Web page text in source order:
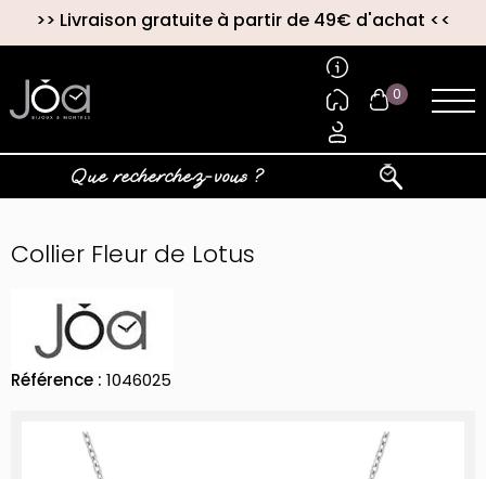
>> Livraison gratuite à partir de 49€ d'achat <<
0
Collier Fleur de Lotus
Référence : 1046025